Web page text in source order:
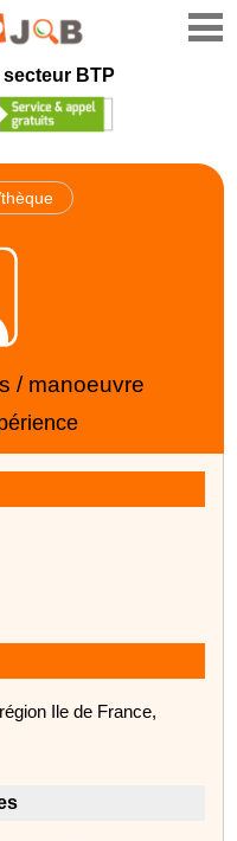
BTP
/ manoeuvre
Ile de France,